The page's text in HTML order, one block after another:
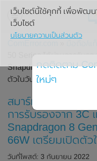
50 Series ได้ผ่านการรับ
Snapdragon 8 Gen 1 แล
ตัวในวันที่ 6 กันยายน 2022
สมาร์ทโฟน
การรับรองจาก 3C
Snapdragon 8
66W เตรียมเปิดตั
วันที่โพสต์: 3 กันยายน 2022
เว็บไซต์นี้ใช้คุกกี้ เพื่อพัฒน
เว็บไซต์
นโยบายความเป็นส่วนตัว
กดติดตาม
ใหม่ๆ